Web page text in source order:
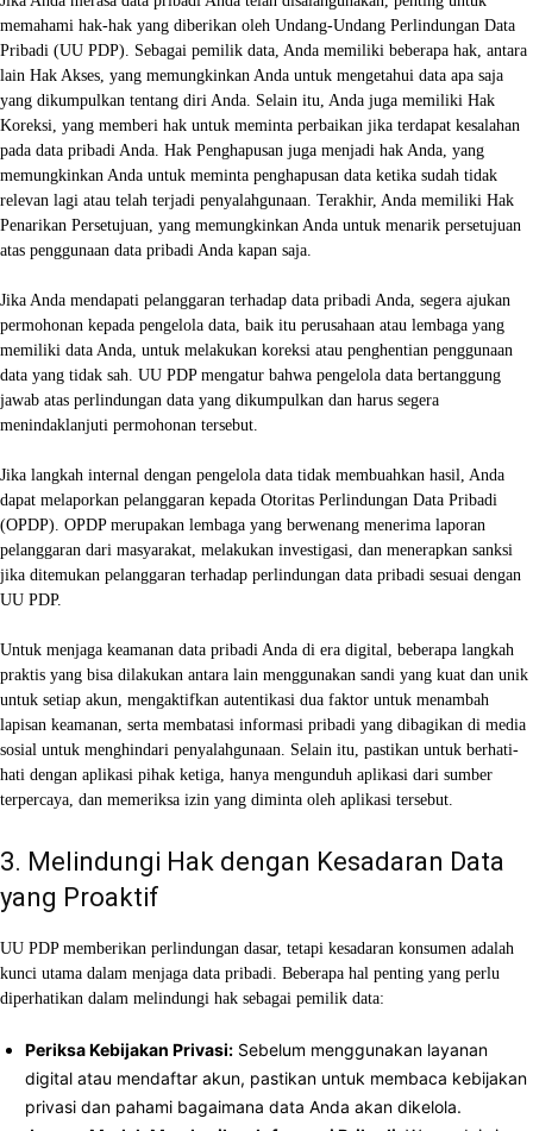
memahami hak-hak yang diberikan oleh Undang-Undang Perlindungan Data
Pribadi (UU PDP). Sebagai pemilik data, Anda memiliki beberapa hak, antara
lain Hak Akses, yang memungkinkan Anda untuk mengetahui data apa saja
yang dikumpulkan tentang diri Anda. Selain itu, Anda juga memiliki Hak
Koreksi, yang memberi hak untuk meminta perbaikan jika terdapat kesalahan
pada data pribadi Anda. Hak Penghapusan juga menjadi hak Anda, yang
memungkinkan Anda untuk meminta penghapusan data ketika sudah tidak
relevan lagi atau telah terjadi penyalahgunaan. Terakhir, Anda memiliki Hak
Penarikan Persetujuan, yang memungkinkan Anda untuk menarik persetujuan
atas penggunaan data pribadi Anda kapan saja.
Jika Anda mendapati pelanggaran terhadap data pribadi Anda, segera ajukan
permohonan kepada pengelola data, baik itu perusahaan atau lembaga yang
memiliki data Anda, untuk melakukan koreksi atau penghentian penggunaan
data yang tidak sah. UU PDP mengatur bahwa pengelola data bertanggung
jawab atas perlindungan data yang dikumpulkan dan harus segera
menindaklanjuti permohonan tersebut.
Jika langkah internal dengan pengelola data tidak membuahkan hasil, Anda
dapat melaporkan pelanggaran kepada Otoritas Perlindungan Data Pribadi
(OPDP). OPDP merupakan lembaga yang berwenang menerima laporan
pelanggaran dari masyarakat, melakukan investigasi, dan menerapkan sanksi
jika ditemukan pelanggaran terhadap perlindungan data pribadi sesuai dengan
UU PDP.
Untuk menjaga keamanan data pribadi Anda di era digital, beberapa langkah
praktis yang bisa dilakukan antara lain menggunakan sandi yang kuat dan unik
untuk setiap akun, mengaktifkan autentikasi dua faktor untuk menambah
lapisan keamanan, serta membatasi informasi pribadi yang dibagikan di media
sosial untuk menghindari penyalahgunaan. Selain itu, pastikan untuk berhati-
hati dengan aplikasi pihak ketiga, hanya mengunduh aplikasi dari sumber
terpercaya, dan memeriksa izin yang diminta oleh aplikasi tersebut.
3. Melindungi Hak dengan Kesadaran Data
yang Proaktif
UU PDP memberikan perlindungan dasar, tetapi kesadaran konsumen adalah
kunci utama dalam menjaga data pribadi. Beberapa hal penting yang perlu
diperhatikan dalam melindungi hak sebagai pemilik data:
Periksa Kebijakan Privasi: Sebelum menggunakan layanan
digital atau mendaftar akun, pastikan untuk membaca kebijakan
privasi dan pahami bagaimana data Anda akan dikelola.